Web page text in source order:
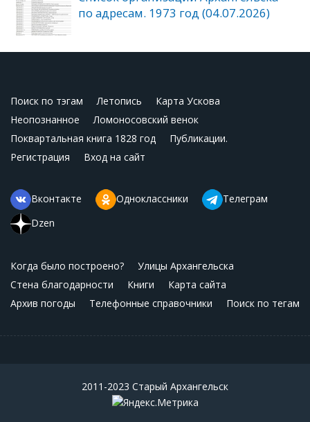
по адресам. 1973 год (04.07.2026)
Поиск по тэгам Летопись
Карта Ускова
Неопознанное
Ломоносовский венок
Поквартальная книга 1828 год
Публикации.
Регистрация
Вход на сайт
Вконтакте Одноклассники
Телеграм
Dzen
Когда было построено?
Улицы Архангельска
Стена благодарности
Книги
Карта сайта
Архив погоды
Телефонные справочники Поиск по тегам
2011-2023 Старый Архангельск